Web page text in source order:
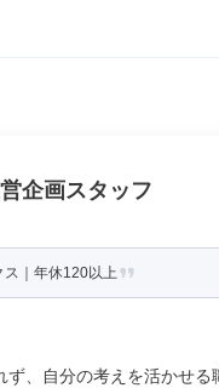
企画スタッフ
ス｜年休120以上
、自分の考えを活かせる